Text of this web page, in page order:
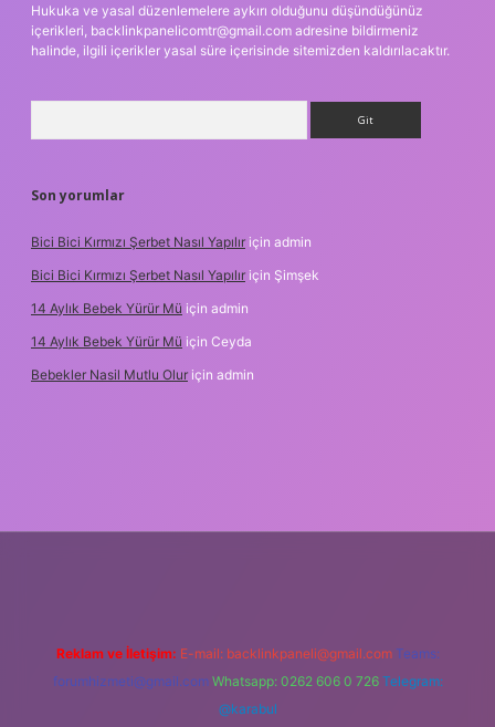
Hukuka ve yasal düzenlemelere aykırı olduğunu düşündüğünüz
içerikleri, backlinkpanelicomtr@gmail.com adresine bildirmeniz
halinde, ilgili içerikler yasal süre içerisinde sitemizden kaldırılacaktır.
Son yorumlar
Bici Bici Kırmızı Şerbet Nasıl Yapılır için admin
Bici Bici Kırmızı Şerbet Nasıl Yapılır için Şimşek
14 Aylık Bebek Yürür Mü için admin
14 Aylık Bebek Yürür Mü için Ceyda
Bebekler Nasil Mutlu Olur için admin
Reklam ve İletişim: E-mail: backlinkpaneli@gmail.com Teams:
forumhizmeti@gmail.com Whatsapp: 0262 606 0 726 Telegram:
@karabul